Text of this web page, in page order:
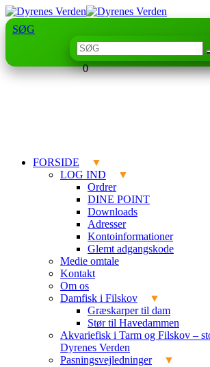
SØG
0
FORSIDE
LOG IND
Ordrer
DINE POINT
Downloads
Adresser
Kontoinformationer
Glemt adgangskode
Medie omtale
Kontakt
Om os
Damfisk i Filskov
Græskarper til dam
Stør til Havedammen
Akvariefisk i Tarm og Filskov –
Dyrenes Verden
Pasningsvejledninger